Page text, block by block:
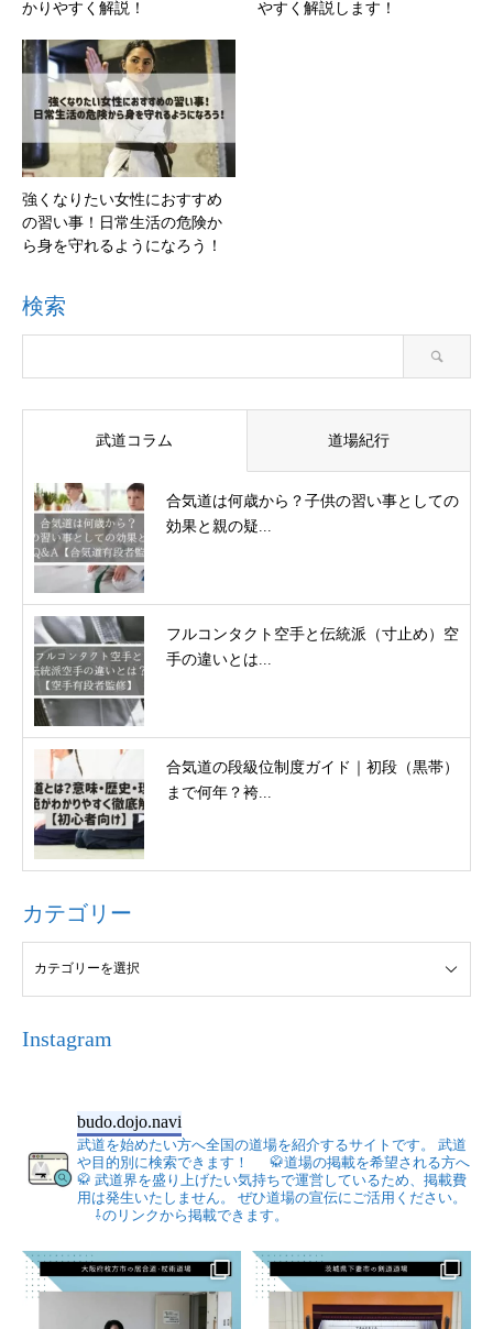
かりやすく解説！ やすく解説します！
強くなりたい女性におすすめ
の習い事！日常生活の危険か
ら身を守れるようになろう！
検索
武道コラム 道場紀行
合気道は何歳から？子供の習い事としての
効果と親の疑...
フルコンタクト空手と伝統派（寸止め）空
手の違いとは...
合気道の段級位制度ガイド｜初段（黒帯）
まで何年？袴...
カテゴリー
Instagram
budo.dojo.navi
武道を始めたい方へ全国の道場を紹介するサイトです。
武道
や目的別に検索できます！
🥋道場の掲載を希望される方へ
🥋 武道界を盛り上げたい気持ちで運営しているため、掲載費
用は発生いたしません。
ぜひ道場の宣伝にご活用ください。
⇩のリンクから掲載できます。